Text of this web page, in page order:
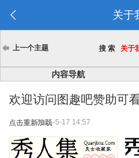
关于
上一个主题 搜 索 关于
内容导航
欢迎访问图趣吧赞助可
点击重新加载2025-5-17 14:57